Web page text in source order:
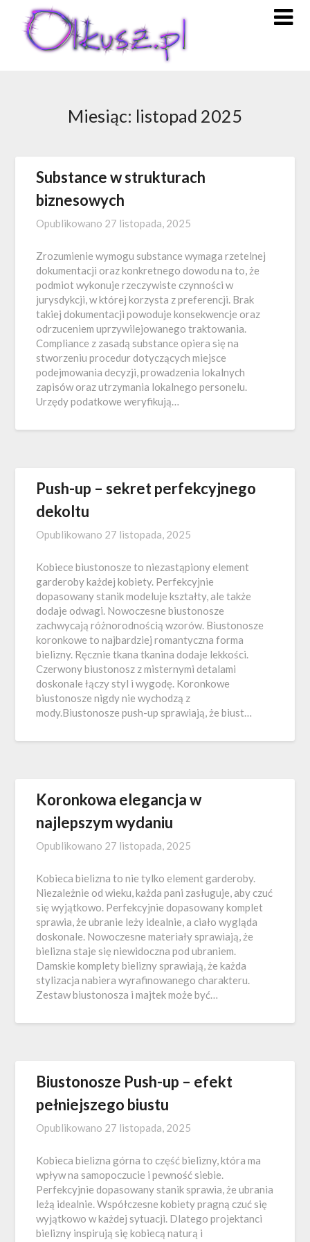
content
Miesiąc: listopad 2025
Substance w strukturach
biznesowych
Opublikowano 27 listopada, 2025
Zrozumienie wymogu substance wymaga rzetelnej
dokumentacji oraz konkretnego dowodu na to, że
podmiot wykonuje rzeczywiste czynności w
jurysdykcji, w której korzysta z preferencji. Brak
takiej dokumentacji powoduje konsekwencje oraz
odrzuceniem uprzywilejowanego traktowania.
Compliance z zasadą substance opiera się na
stworzeniu procedur dotyczących miejsce
podejmowania decyzji, prowadzenia lokalnych
zapisów oraz utrzymania lokalnego personelu.
Urzędy podatkowe weryfikują…
Push-up – sekret perfekcyjnego
dekoltu
Opublikowano 27 listopada, 2025
Kobiece biustonosze to niezastąpiony element
garderoby każdej kobiety. Perfekcyjnie
dopasowany stanik modeluje kształty, ale także
dodaje odwagi. Nowoczesne biustonosze
zachwycają różnorodnością wzorów. Biustonosze
koronkowe to najbardziej romantyczna forma
bielizny. Ręcznie tkana tkanina dodaje lekkości.
Czerwony biustonosz z misternymi detalami
doskonale łączy styl i wygodę. Koronkowe
biustonosze nigdy nie wychodzą z
mody.Biustonosze push-up sprawiają, że biust…
Koronkowa elegancja w
najlepszym wydaniu
Opublikowano 27 listopada, 2025
Kobieca bielizna to nie tylko element garderoby.
Niezależnie od wieku, każda pani zasługuje, aby czuć
się wyjątkowo. Perfekcyjnie dopasowany komplet
sprawia, że ubranie leży idealnie, a ciało wygląda
doskonale. Nowoczesne materiały sprawiają, że
bielizna staje się niewidoczna pod ubraniem.
Damskie komplety bielizny sprawiają, że każda
stylizacja nabiera wyrafinowanego charakteru.
Zestaw biustonosza i majtek może być…
Biustonosze Push-up – efekt
pełniejszego biustu
Opublikowano 27 listopada, 2025
Kobieca bielizna górna to część bielizny, która ma
wpływ na samopoczucie i pewność siebie.
Perfekcyjnie dopasowany stanik sprawia, że ubrania
leżą idealnie. Współczesne kobiety pragną czuć się
wyjątkowo w każdej sytuacji. Dlatego projektanci
bielizny inspirują się kobiecą naturą i